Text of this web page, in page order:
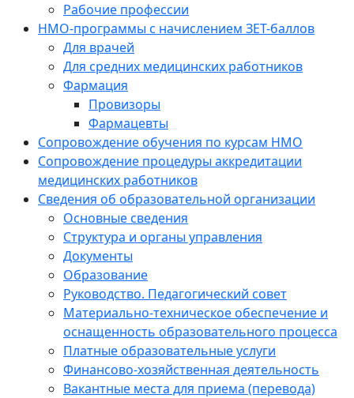
Рабочие профессии
НМО-программы с начислением ЗЕТ-баллов
Для врачей
Для средних медицинских работников
Фармация
Провизоры
Фармацевты
Сопровождение обучения по курсам НМО
Сопровождение процедуры аккредитации
медицинских работников
Сведения об образовательной организации
Основные сведения
Структура и органы управления
Документы
Образование
Руководство. Педагогический совет
Материально-техническое обеспечение и
оснащенность образовательного процесса
Платные образовательные услуги
Финансово-хозяйственная деятельность
Вакантные места для приема (перевода)